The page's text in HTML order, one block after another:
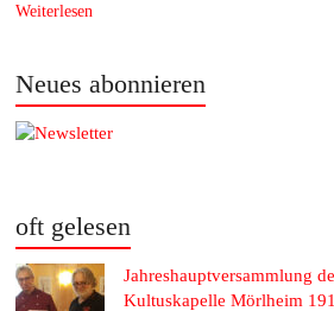
Weiterlesen
Neues abonnieren
oft gelesen
Jahreshauptversammlung
Kultuskapelle Mörlheim